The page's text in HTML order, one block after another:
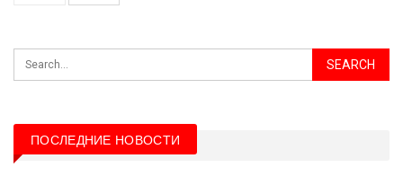
ПОСЛЕДНИЕ НОВОСТИ